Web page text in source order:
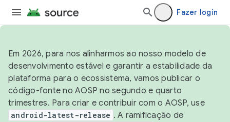
Fazer login
Em 2026, para nos alinharmos ao nosso modelo de
desenvolvimento estável e garantir a estabilidade da
plataforma para o ecossistema, vamos publicar o
código-fonte no AOSP no segundo e quarto
trimestres. Para criar e contribuir com o AOSP, use
android-latest-release . A ramificação de